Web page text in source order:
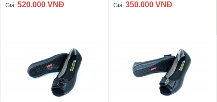
Giá: 520.000 VNĐ
Giá: 350.000 VNĐ